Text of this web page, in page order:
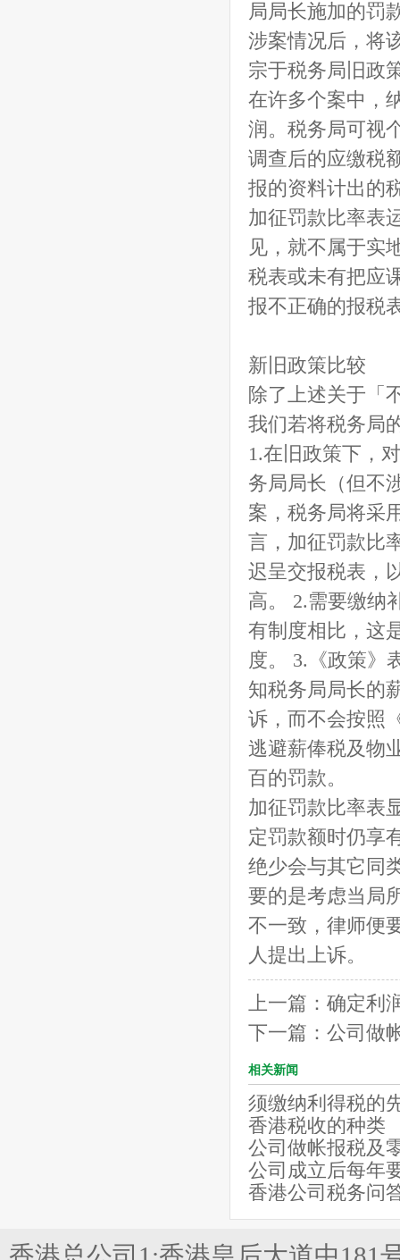
局局长施加的罚
涉案情况后，将
宗于税务局旧政
在许多个案中，
润。税务局可视
调查后的应缴税
报的资料计出的
加征罚款比率表
见，就不属于实
税表或未有把应
报不正确的报税
新旧政策比较
除了上述关于「
我们若将税务局
1.在旧政策下，
务局局长（但不
案，税务局将采
言，加征罚款比
迟呈交报税表，
高。 2.需要缴纳
有制度相比，这
度。 3.《政策》
知税务局局长的
诉，而不会按照
逃避薪俸税及物
百的罚款。
加征罚款比率表
定罚款额时仍享
绝少会与其它同
要的是考虑当局
不一致，律师便
人提出上诉。
上一篇： 确定利
下一篇： 公司做
相关新闻
须缴纳利得税的
香港税收的种类
公司做帐报税及
公司成立后每年
香港公司税务问